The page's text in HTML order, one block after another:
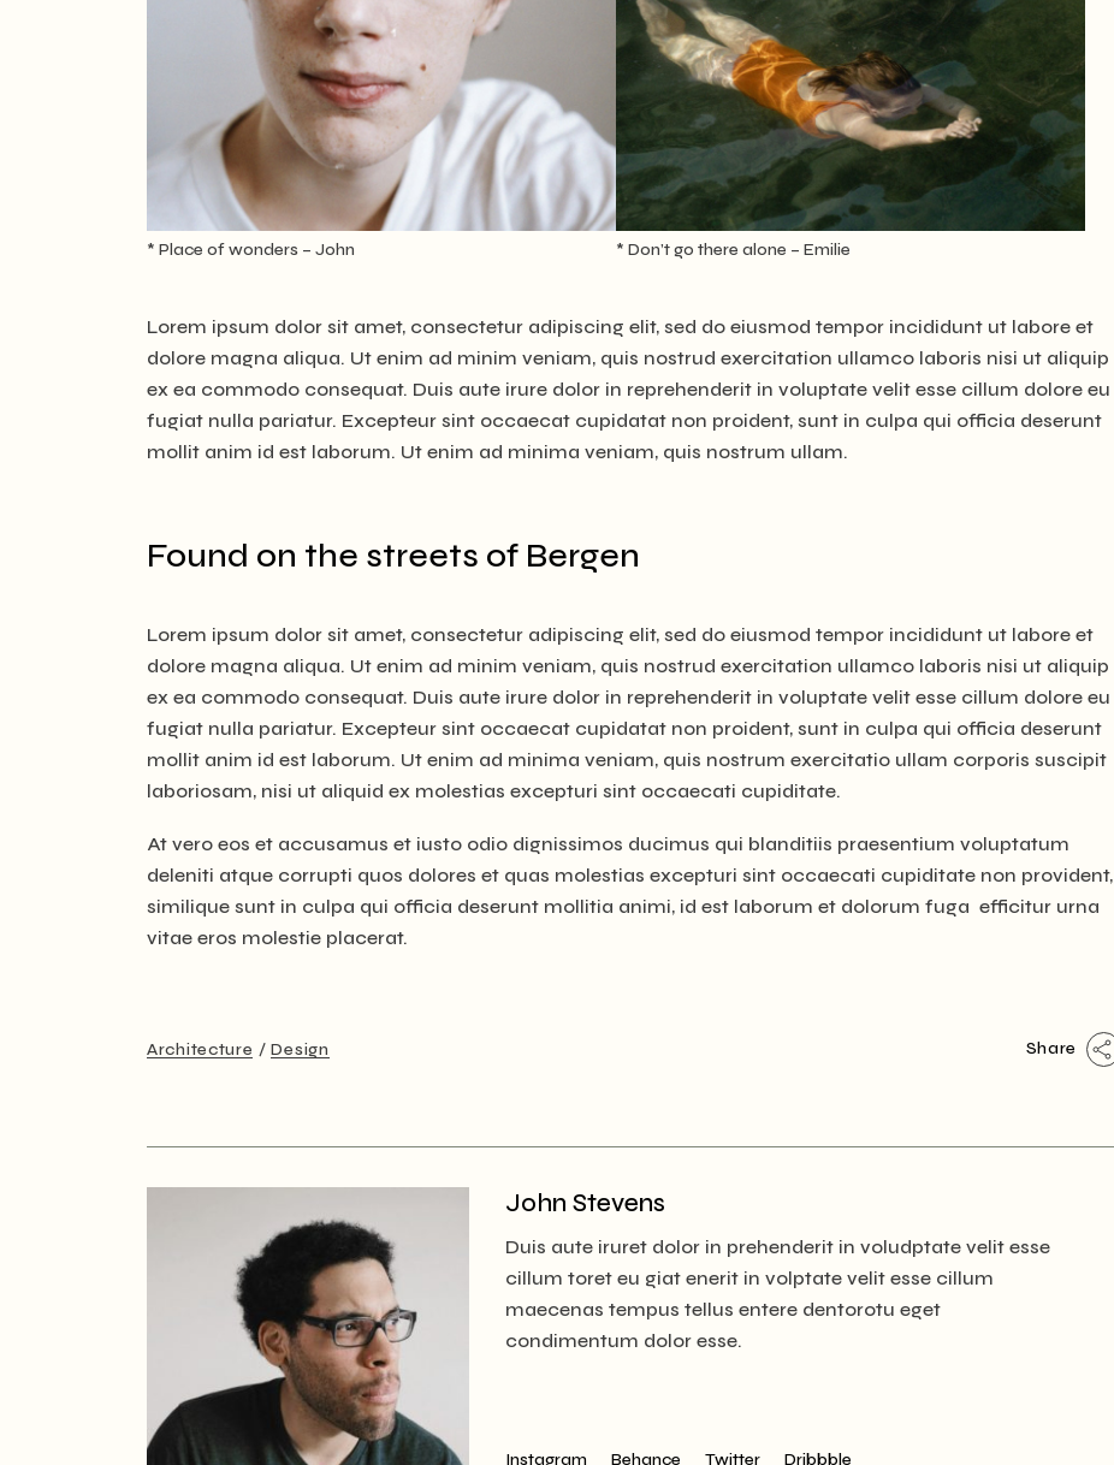
* Place of wonders – John * Don’t go there alone – Emilie
Lorem ipsum dolor sit amet, consectetur adipiscing elit, sed do eiusmod tempor incididunt ut labore et
dolore magna aliqua. Ut enim ad minim veniam, quis nostrud exercitation ullamco laboris nisi ut aliquip
ex ea commodo consequat. Duis aute irure dolor in reprehenderit in voluptate velit esse cillum dolore eu
fugiat nulla pariatur. Excepteur sint occaecat cupidatat non proident, sunt in culpa qui officia deserunt
mollit anim id est laborum. Ut enim ad minima veniam, quis nostrum ullam.
Found on the streets of Bergen
Lorem ipsum dolor sit amet, consectetur adipiscing elit, sed do eiusmod tempor incididunt ut labore et
dolore magna aliqua. Ut enim ad minim veniam, quis nostrud exercitation ullamco laboris nisi ut aliquip
ex ea commodo consequat. Duis aute irure dolor in reprehenderit in voluptate velit esse cillum dolore eu
fugiat nulla pariatur. Excepteur sint occaecat cupidatat non proident, sunt in culpa qui officia deserunt
mollit anim id est laborum. Ut enim ad minima veniam, quis nostrum exercitatio ullam corporis suscipit
laboriosam, nisi ut aliquid ex molestias excepturi sint occaecati cupiditate.
At vero eos et accusamus et iusto odio dignissimos ducimus qui blanditiis praesentium voluptatum
deleniti atque corrupti quos dolores et quas molestias excepturi sint occaecati cupiditate non provident,
similique sunt in culpa qui officia deserunt mollitia animi, id est laborum et dolorum fuga efficitur urna
vitae eros molestie placerat.
Architecture Design Share
John Stevens
Duis aute iruret dolor in prehenderit in voludptate velit esse
cillum toret eu giat enerit in volptate velit esse cillum
maecenas tempus tellus entere dentorotu eget
condimentum dolor esse.
Instagram Behance Twitter Dribbble